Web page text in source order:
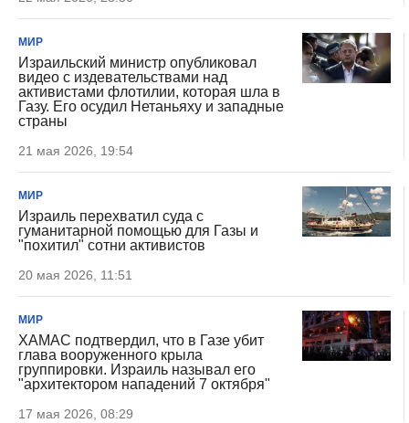
МИР
Израильский министр опубликовал
видео с издевательствами над
активистами флотилии, которая шла в
Газу. Его осудил Нетаньяху и западные
страны
21 мая 2026, 19:54
МИР
Израиль перехватил суда с
гуманитарной помощью для Газы и
"похитил" сотни активистов
20 мая 2026, 11:51
МИР
ХАМАС подтвердил, что в Газе убит
глава вооруженного крыла
группировки. Израиль называл его
"архитектором нападений 7 октября"
17 мая 2026, 08:29